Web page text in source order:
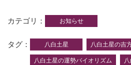
カテゴリ お知らせ
タグ 八白土星 八白土星の吉
八白土星の運勢バイオリズム